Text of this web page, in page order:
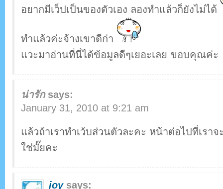
อยากมีเว็ปเป็นของตัวเอง ลองทำแล้วก็ยังไม่ได้
ทำแล้วค่ะจ้างเขาดีก่า
แวะมาอ่านที่นี่ได้ข้อมูลดีๆเยอะเลย ขอบคุณค่ะ
น่ารัก says:
January 31, 2010 at 9:21 am
แล้วถ้าเราทำเว้บส่วนตัวละคะ หน้าต่อไปที่เรา
ใช่มั๊ยคะ
joy says: